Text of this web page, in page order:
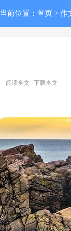
当前位置： 首页 > 作
阅读全文 下载本文